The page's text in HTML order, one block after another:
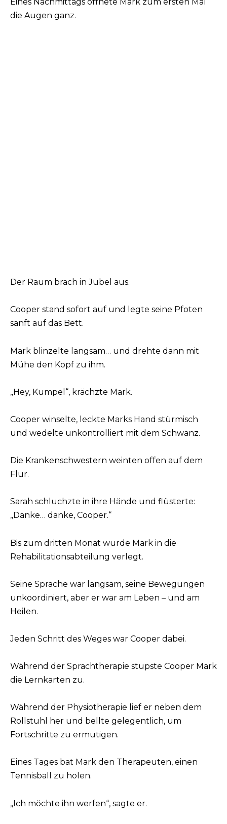
die Augen ganz.
Der Raum brach in Jubel aus.
Cooper stand sofort auf und legte seine Pfoten
sanft auf das Bett.
Mark blinzelte langsam… und drehte dann mit
Mühe den Kopf zu ihm.
„Hey, Kumpel“, krächzte Mark.
Cooper winselte, leckte Marks Hand stürmisch
und wedelte unkontrolliert mit dem Schwanz.
Die Krankenschwestern weinten offen auf dem
Flur.
Sarah schluchzte in ihre Hände und flüsterte:
„Danke… danke, Cooper.“
Bis zum dritten Monat wurde Mark in die
Rehabilitationsabteilung verlegt.
Seine Sprache war langsam, seine Bewegungen
unkoordiniert, aber er war am Leben – und am
Heilen.
Jeden Schritt des Weges war Cooper dabei.
Während der Sprachtherapie stupste Cooper Mark
die Lernkarten zu.
Während der Physiotherapie lief er neben dem
Rollstuhl her und bellte gelegentlich, um
Fortschritte zu ermutigen.
Eines Tages bat Mark den Therapeuten, einen
Tennisball zu holen.
„Ich möchte ihn werfen“, sagte er.